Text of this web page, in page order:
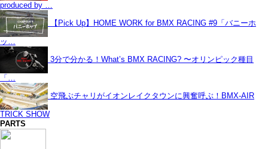
produced by …
【Pick Up】HOME WORK for BMX RACING #9「バニーホ
ッ…
3分で分かる！What’s BMX RACING? 〜オリンピック種目
「…
空飛ぶチャリがイオンレイクタウンに興奮呼ぶ！BMX-AIR
TRICK SHOW
PARTS